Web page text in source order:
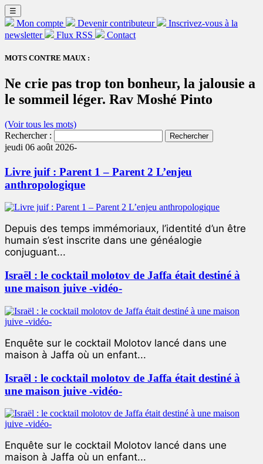
☰
Mon compte Devenir contributeur
Inscrivez-vous à la
newsletter
Flux RSS Contact
MOTS CONTRE MAUX :
Ne crie pas trop ton bonheur, la jalousie a
le sommeil léger. Rav Moshé Pinto
(Voir tous les mots)
Rechercher :
jeudi 06 août 2026-
Livre juif : Parent 1 – Parent 2 L’enjeu
anthropologique
Depuis des temps immémoriaux, l’identité d’un être
humain s’est inscrite dans une généalogie
conjuguant...
Israël : le cocktail molotov de Jaffa était destiné à
une maison juive -vidéo-
Enquête sur le cocktail Molotov lancé dans une
maison à Jaffa où un enfant...
Israël : le cocktail molotov de Jaffa était destiné à
une maison juive -vidéo-
Enquête sur le cocktail Molotov lancé dans une
maison à Jaffa où un enfant...